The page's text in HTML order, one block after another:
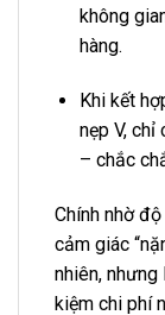
không
hàng.
Khi kết
nẹp V, chỉ
– chắc
Chính nhờ
cảm giác
nhiên, nhưng
kiệm chi phí